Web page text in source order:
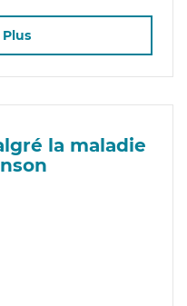
Plus
la maladie